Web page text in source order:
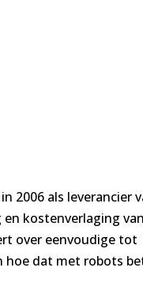
2006 als leverancier
kostenverlaging van
over eenvoudige tot
hoe dat met robots